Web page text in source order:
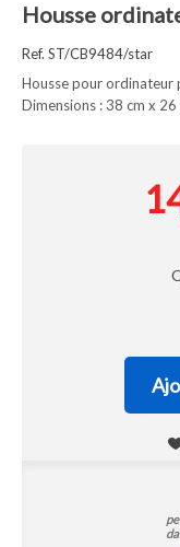
Housse
Ref. ST/CB9484/star
Housse pour
Dimensions : 38 cm x 26